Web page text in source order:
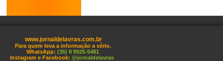
www.jornaldelavras.com.br
Para quem leva a informação a sério.
WhatsApp: (35) 9 9925-5481
Instagram e Facebook: @jornaldelavras